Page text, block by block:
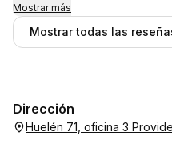
Mostrar más
Mostrar todas las
Dirección
Huelén 71, oficina 3